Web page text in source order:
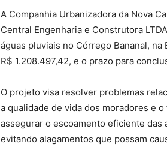
A Companhia Urbanizadora da Nova
Central Engenharia e Construtora
águas pluviais no Córrego Bananal,
R$ 1.208.497,42, e o prazo para
O projeto visa resolver problemas
a qualidade de vida dos moradores e
assegurar o escoamento eficiente das
evitando alagamentos que possam